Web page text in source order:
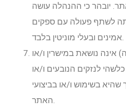
יובהר כי ההנהלה עושה
לשתף פעולה עם ספקים
נושאת במישרין ו/או
לנזקים הנובעים ו/או
בשימוש ו/או בביצועי